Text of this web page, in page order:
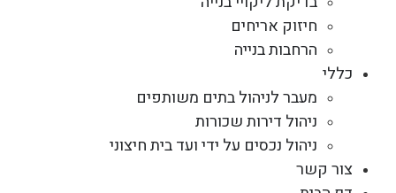
חיזוק אריחים
הרחבות בנייה
כללי
מעבר לניהול בתים משותפים
ניהול דירות שכורות
ניהול נכסים על ידי ועד בית חיצוני
צור קשר